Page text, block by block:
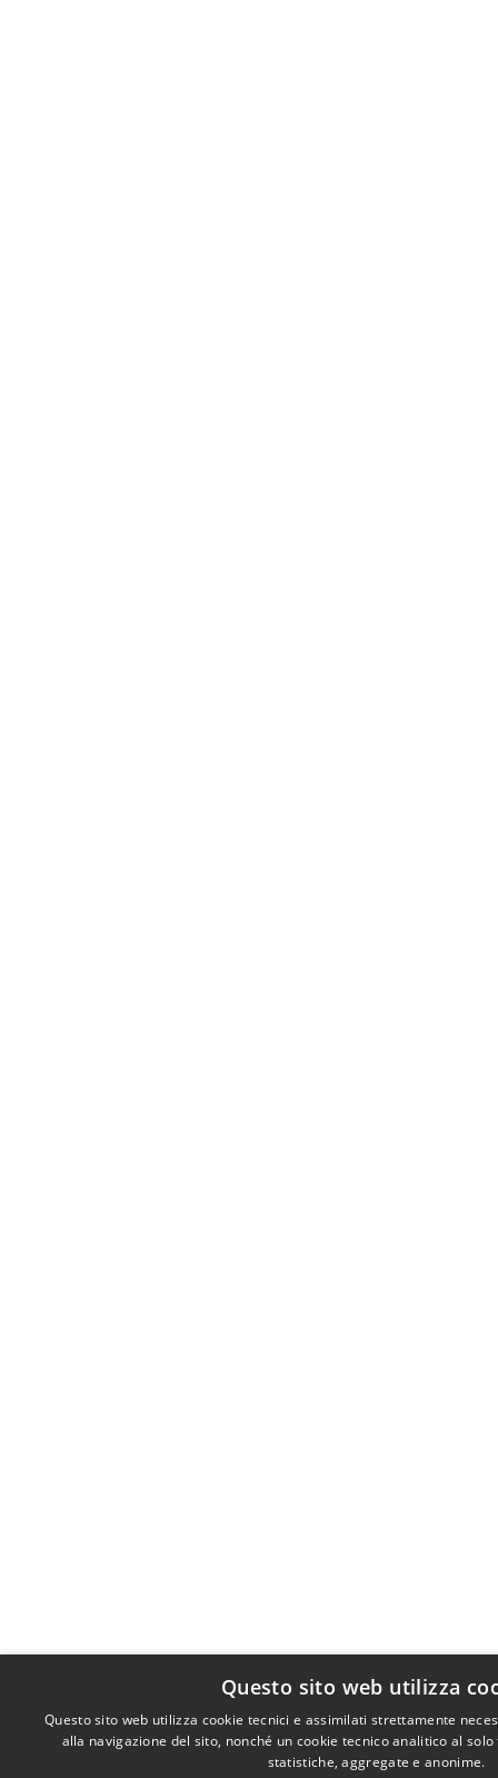
Questo sito web utilizza
Questo sito web utilizza cookie tecnici e assimilati strettamente
alla navigazione del sito, nonché un cookie tecnico analitico al
statistiche, aggregate e anonime.